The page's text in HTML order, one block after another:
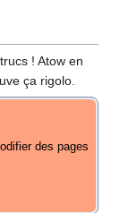
! Atow en
ça rigolo.
des pages